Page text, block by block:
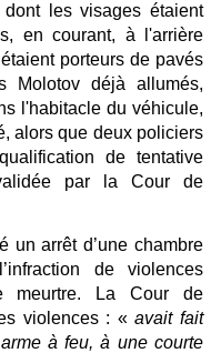
les visages étaient
en courant, à l'arrière
porteurs de pavés
Molotov déjà allumés,
l'habitacle du véhicule,
alors que deux policiers
de tentative
par la Cour de
un arrêt d’une chambre
de violences
meurtre. La Cour de
violences : «avait fait
à feu, à une courte